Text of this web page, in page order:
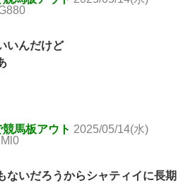
いんだけど
馬板アウト 2025/05/14(水)
ないだろうからシャティイに長期